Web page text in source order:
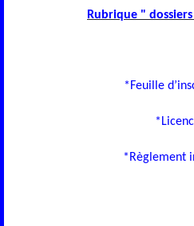
Rubrique "
*Feuille
*Règlement